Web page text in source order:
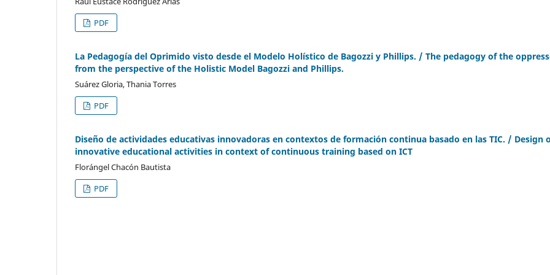
PDF
La Pedagogía del Oprimido visto desde el Modelo Holístico de Bagozzi y Phillips. / The pedagogy of the
from the perspective of the Holistic Model Bagozzi and Phillips.
Suárez Gloria, Thania Torres
PDF
Diseño de actividades educativas innovadoras en contextos de formación continua basado en las TIC. / Design
innovative educational activities in context of continuous training based on ICT
Florángel Chacón Bautista
PDF